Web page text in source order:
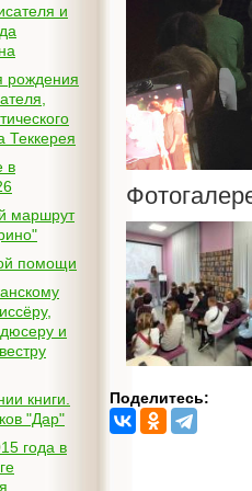
и
Теккерея
помощи
и
"Дар"
Поделитесь: